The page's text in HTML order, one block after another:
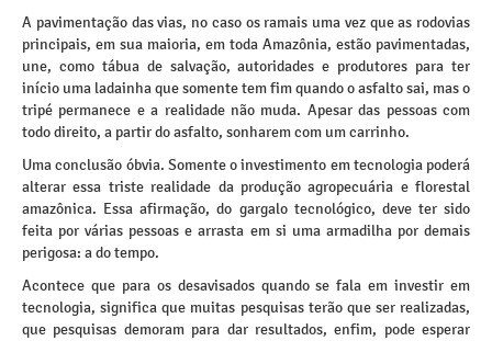
A pavimentação das vias, no caso os ramais uma vez que as rodovias
principais, em sua maioria, em toda Amazônia, estão pavimentadas,
une, como tábua de salvação, autoridades e produtores para ter
início uma ladainha que somente tem fim quando o asfalto sai, mas o
tripé permanece e a realidade não muda. Apesar das pessoas com
todo direito, a partir do asfalto, sonharem com um carrinho.
Uma conclusão óbvia. Somente o investimento em tecnologia poderá
alterar essa triste realidade da produção agropecuária e florestal
amazônica. Essa afirmação, do gargalo tecnológico, deve ter sido
feita por várias pessoas e arrasta em si uma armadilha por demais
perigosa: a do tempo.
Acontece que para os desavisados quando se fala em investir em
tecnologia, significa que muitas pesquisas terão que ser realizadas,
que pesquisas demoram para dar resultados, enfim, pode esperar